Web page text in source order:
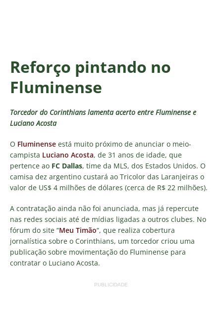
Reforço pintando no
Fluminense
Torcedor do Corinthians lamenta acerto entre Fluminense e
Luciano Acosta
O Fluminense está muito próximo de anunciar o meio-
campista Luciano Acosta, de 31 anos de idade, que
pertence ao FC Dallas, time da MLS, dos Estados Unidos. O
camisa dez argentino custará ao Tricolor das Laranjeiras o
valor de US$ 4 milhões de dólares (cerca de R$ 22 milhões).
A contratação ainda não foi anunciada, mas já repercute
nas redes sociais até de mídias ligadas a outros clubes. No
fórum do site “Meu Timão“, que realiza cobertura
jornalística sobre o Corinthians, um torcedor criou uma
publicação sobre movimentação do Fluminense para
contratar o Luciano Acosta.
PUBLICIDADE